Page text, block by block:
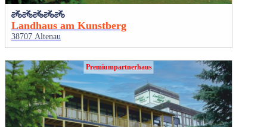
Landhaus am Kunstberg
38707 Altenau
Premiumpartnerhaus